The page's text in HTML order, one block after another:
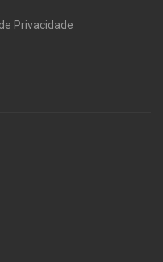
Privacidade